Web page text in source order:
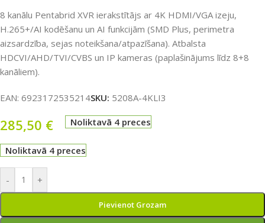
8 kanālu Pentabrid XVR ierakstītājs ar 4K HDMI/VGA izeju,
H.265+/AI kodēšanu un AI funkcijām (SMD Plus, perimetra
aizsardzība, sejas noteikšana/atpazīšana). Atbalsta
HDCVI/AHD/TVI/CVBS un IP kameras (paplašinājums līdz 8+8
kanāliem).
EAN: 6923172535214SKU: 5208A-4KLI3
285,50 € Noliktavā 4 preces
Noliktavā 4 preces
- +
Pievienot Grozam